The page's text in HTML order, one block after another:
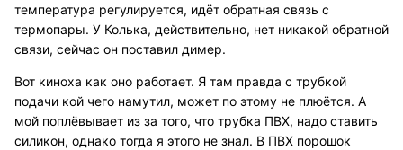
температура регулируется, идёт обратная связь с
термопары. У Колька, действительно, нет никакой обратной
связи, сейчас он поставил димер.
Вот киноха как оно работает. Я там правда с трубкой
подачи кой чего намутил, может по этому не плюётся. А
мой поплёвывает из за того, что трубка ПВХ, надо ставить
силикон, однако тогда я этого не знал. В ПВХ порошок